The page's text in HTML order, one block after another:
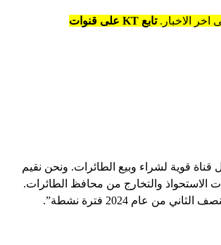
الاخبار.
تابع KT على قنوات
قوية لشراء وبيع الطائرات. ونحن نقيم
والتخارج من محافظ الطائرات.
من عام 2024 فترة نشطة”.